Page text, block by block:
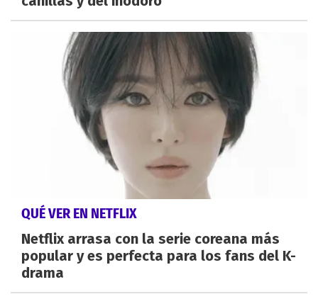
QUÉ VER EN NETFLIX
Netflix arrasa con la serie coreana más
popular y es perfecta para los fans del K-
drama